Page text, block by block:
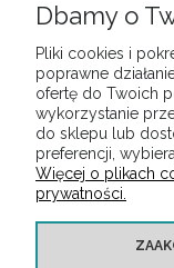
Dbamy o
Pliki cookies i
poprawne
ofertę do Twoich
wykorzystanie
do sklepu lub
preferencji,
Więcej o plikach
prywatności.